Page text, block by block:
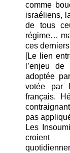
comme
israéliens,
de tous
régime…
ces
[Le lien
l’enjeu
adoptée
votée par
français.
pas
Les
croient